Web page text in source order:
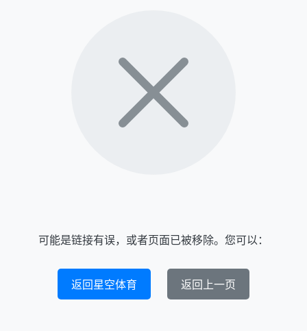
可能是链接有误，或者页面已被移除。您可以：
返回星空体育 返回上一页